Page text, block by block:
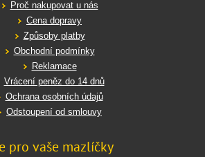
Proč nakupovat u nás
Cena dopravy
Způsoby platby
Obchodní podmínky
Reklamace
Vrácení peněz do 14 dnů
Ochrana osobních údajů
Odstoupení od smlouvy
pro vaše mazlíčky